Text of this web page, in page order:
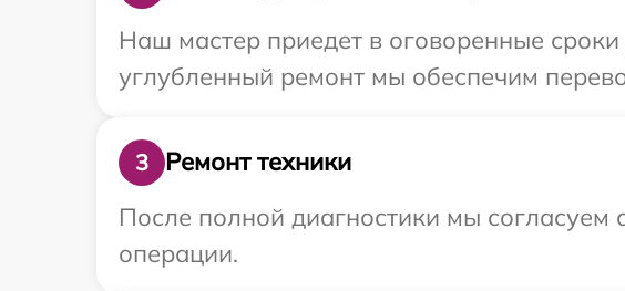
Наш мастер приедет в оговоренные
углубленный ремонт мы обеспечим
3
Ремонт техники
После полной диагностики мы
операции.